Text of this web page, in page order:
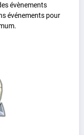
évènements
événements pour